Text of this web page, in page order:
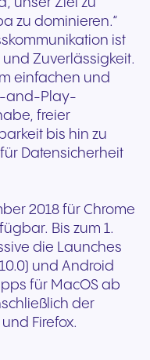
zu dominieren.“
ist
Zuverlässigkeit.
einfachen und
and-Play-
freier
bis hin zu
Datensicherheit
2018 für Chrome
Bis zum 1.
die Launches
und Android
für MacOS ab
der
Firefox.